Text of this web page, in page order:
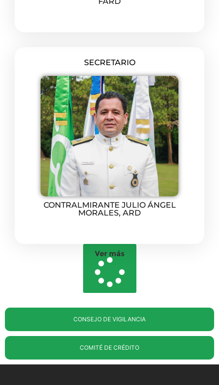
CONSEJO DE VIGILANCIA
COMITÉ DE CRÉDITO
SECRETARIO
CONTRALMIRANTE JULIO ÁNGEL
MORALES, ARD
Ver más